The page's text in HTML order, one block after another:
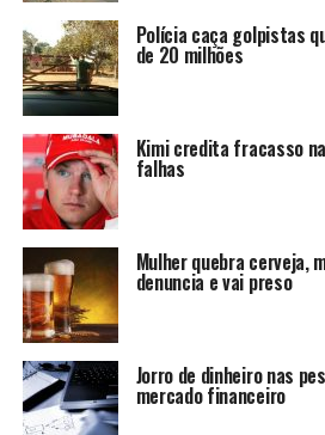
Polícia caça golpistas
de 20 milhões
Kimi credita fracasso
falhas
Mulher quebra cerveja,
denuncia e vai preso
Jorro de dinheiro nas
mercado financeiro